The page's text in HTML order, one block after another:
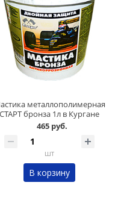
металлополимерная
СТАРТ бронза 1л в Кургане
465 руб.
шт
В корзину